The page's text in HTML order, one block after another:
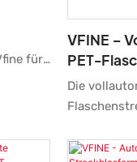
für
VFINE –
PET-
Die
Säften